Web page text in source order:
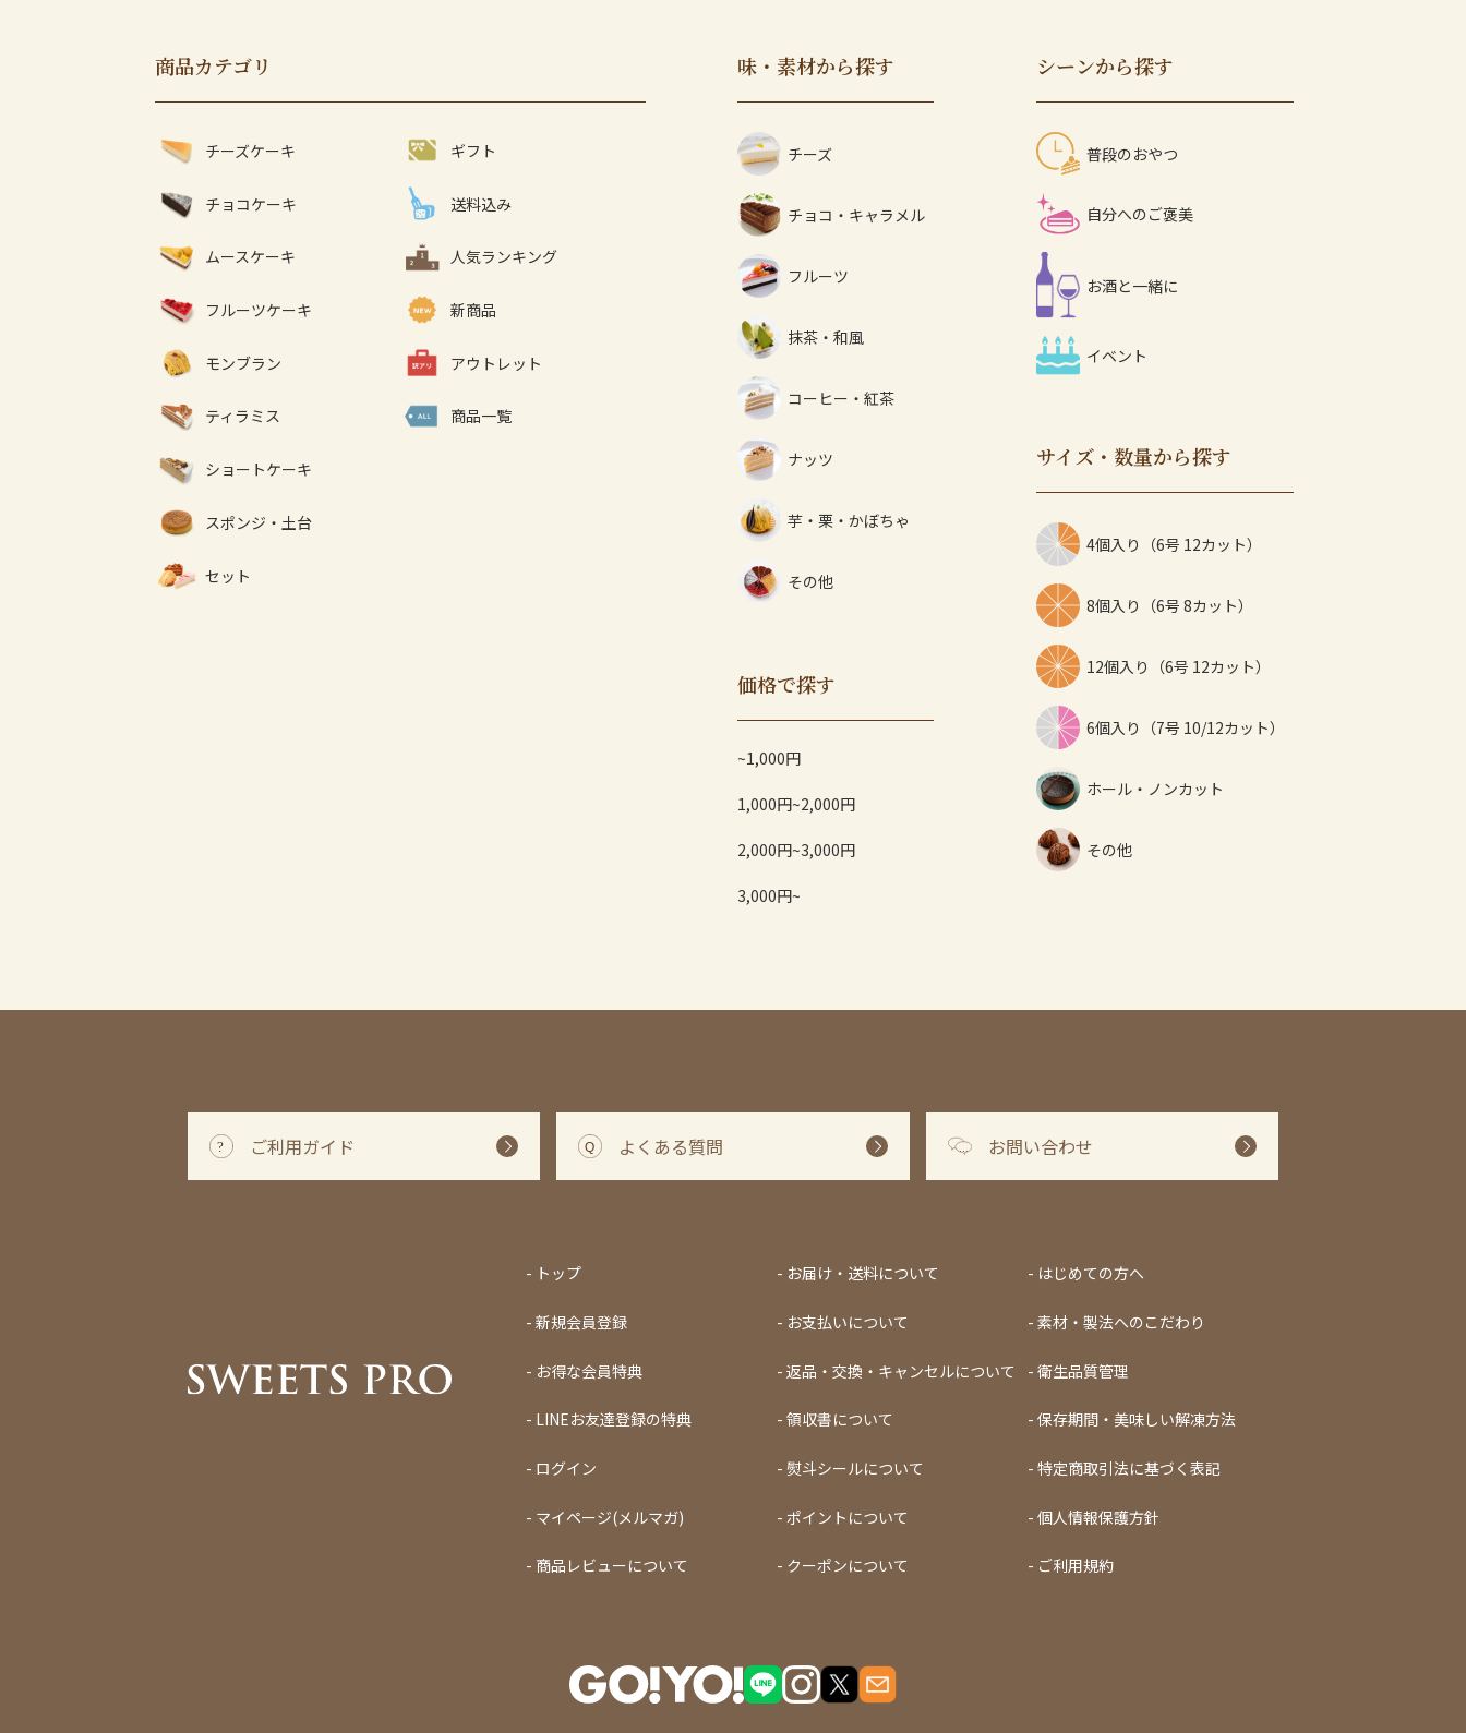
商品カテゴリ
チーズケーキ
チョコケーキ
ムースケーキ
フルーツケーキ
モンブラン
ティラミス
ショートケーキ
スポンジ・土台
セット
ギフト
送料込み
人気ランキング
新商品
アウトレット
商品一覧
味・素材から探す
チーズ
チョコ・キャラメル
フルーツ
抹茶・和風
コーヒー・紅茶
ナッツ
芋・栗・かぼちゃ
その他
価格で探す
~1,000円
1,000円~2,000円
2,000円~3,000円
3,000円~
シーンから探す
普段のおやつ
自分へのご褒美
お酒と一緒に
イベント
サイズ・数量から探す
4個入り（6号 12カット）
8個入り（6号 8カット）
12個入り（6号 12カット）
6個入り（7号 10/12カット）
ホール・ノンカット
その他
ご利用ガイド よくある質問 お問い合わせ
トップ
新規会員登録
お得な会員特典
LINEお友達登録の特典
ログイン
マイページ(メルマガ)
商品レビューについて
お届け・送料について
お支払いについて
返品・交換・キャンセルについて
領収書について
熨斗シールについて
ポイントについて
クーポンについて
はじめての方へ
素材・製法へのこだわり
衛生品質管理
保存期間・美味しい解凍方法
特定商取引法に基づく表記
個人情報保護方針
ご利用規約